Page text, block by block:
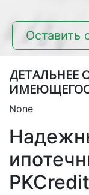
Оставить
ДЕТАЛЬНЕЕ
None
PKCredit